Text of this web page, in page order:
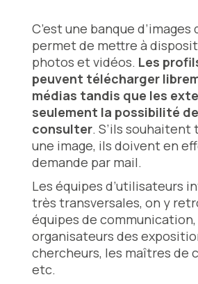
C’est une banque d’images
permet de mettre à
photos et vidéos. Les
peuvent télécharger
médias tandis que les
seulement la possibilité
consulter. S’ils souhaitent
une image, ils doivent en
demande par mail.
Les équipes d’utilisateurs
très transversales, on y
équipes de communication,
organisateurs des
chercheurs, les maîtres de
etc.